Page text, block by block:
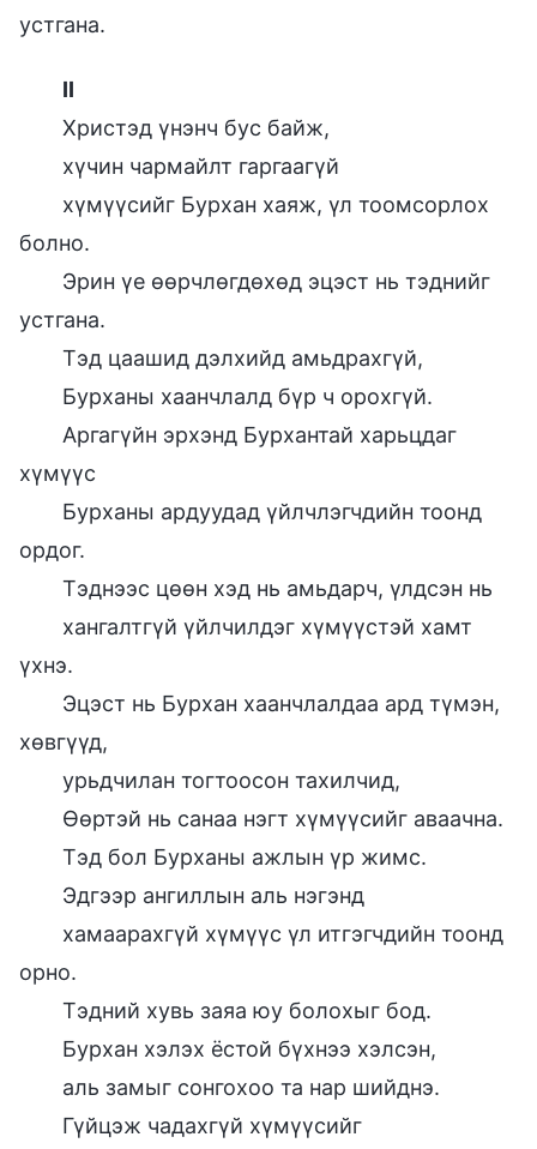
устгана.
II
Христэд үнэнч бус байж,
хүчин чармайлт гаргаагүй
хүмүүсийг Бурхан хаяж, үл тоомсорлох
болно.
Эрин үе өөрчлөгдөхөд эцэст нь тэднийг
устгана.
Тэд цаашид дэлхийд амьдрахгүй,
Бурханы хаанчлалд бүр ч орохгүй.
Аргагүйн эрхэнд Бурхантай харьцдаг
хүмүүс
Бурханы ардуудад үйлчлэгчдийн тоонд
ордог.
Тэднээс цөөн хэд нь амьдарч, үлдсэн нь
хангалтгүй үйлчилдэг хүмүүстэй хамт
үхнэ.
Эцэст нь Бурхан хаанчлалдаа ард түмэн,
хөвгүүд,
урьдчилан тогтоосон тахилчид,
Өөртэй нь санаа нэгт хүмүүсийг аваачна.
Тэд бол Бурханы ажлын үр жимс.
Эдгээр ангиллын аль нэгэнд
хамаарахгүй хүмүүс үл итгэгчдийн тоонд
орно.
Тэдний хувь заяа юу болохыг бод.
Бурхан хэлэх ёстой бүхнээ хэлсэн,
аль замыг сонгохоо та нaр шийднэ.
Гүйцэж чадахгүй хүмүүсийг